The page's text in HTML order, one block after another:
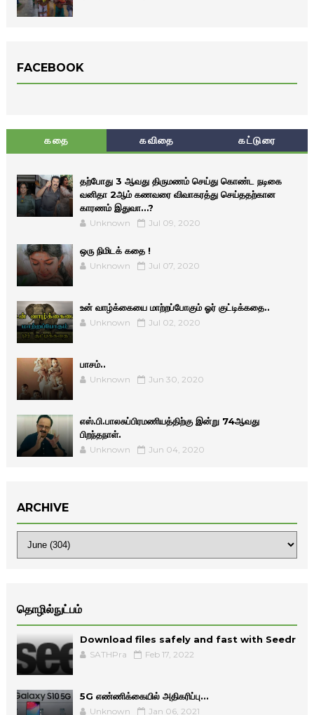
FACEBOOK
கதை கவிதை கட்டுரை
தற்போது 3 ஆவது திருமணம் செய்து கொண்ட நடிகை
வனிதா 2ஆம் கணவரை விவாகரத்து செய்ததற்கான
காரணம் இதுவா…?
Unknown Jul 09, 2020
ஒரு நிமிடக் கதை !
Unknown Jul 07, 2020
உன் வாழ்க்கையை மாற்றப்போகும் ஓர் குட்டிக்கதை..
Unknown Jul 02, 2020
பாசம்..
Unknown Jun 30, 2020
எஸ்.பி.பாலசுப்பிரமணியத்திற்கு இன்று 74ஆவது
பிறந்தநாள்.
Unknown Jun 04, 2020
ARCHIVE
தொழில்நுட்பம்
Download files safely and fast with Seedr
SATHPra Feb 17, 2022
5G எண்ணிக்கையில் அதிகரிப்பு...
Unknown Jan 06, 2021